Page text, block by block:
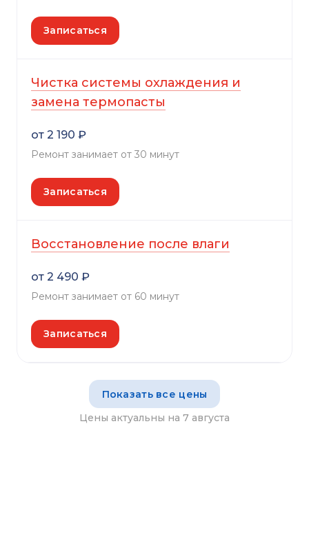
Записаться
Чистка системы охлаждения и
замена термопасты
от 2 190 ₽
Ремонт занимает от 30 минут
Записаться
Восстановление после влаги
от 2 490 ₽
Ремонт занимает от 60 минут
Записаться
Показать все цены
Цены актуальны на 7 августа